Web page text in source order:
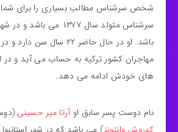
شخص سرشناس مطالب بسیاری را برای شما
سرشناس متولد سال ۱۳۷۷
باشد. او در حال حاضر ۲۲
مهاجران کشور ترکیه به حساب می‌ آید و در
های خودش ادامه می دهد.
نام دوست پسر سابق اوآرتا میر حسینی